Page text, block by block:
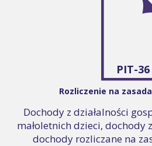
PIT-36
Rozliczenie na
Dochody z działalności
małoletnich dzieci, dochody
dochody rozliczane na